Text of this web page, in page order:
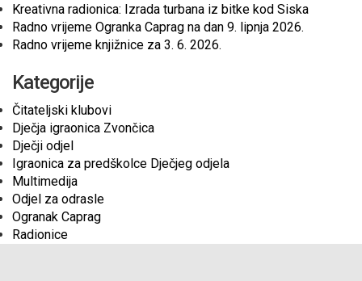
Kreativna radionica: Izrada turbana iz bitke kod Siska
Radno vrijeme Ogranka Caprag na dan 9. lipnja 2026.
Radno vrijeme knjižnice za 3. 6. 2026.
Kategorije
Čitateljski klubovi
Dječja igraonica Zvončica
Dječji odjel
Igraonica za predškolce Dječjeg odjela
Multimedija
Odjel za odrasle
Ogranak Caprag
Radionice